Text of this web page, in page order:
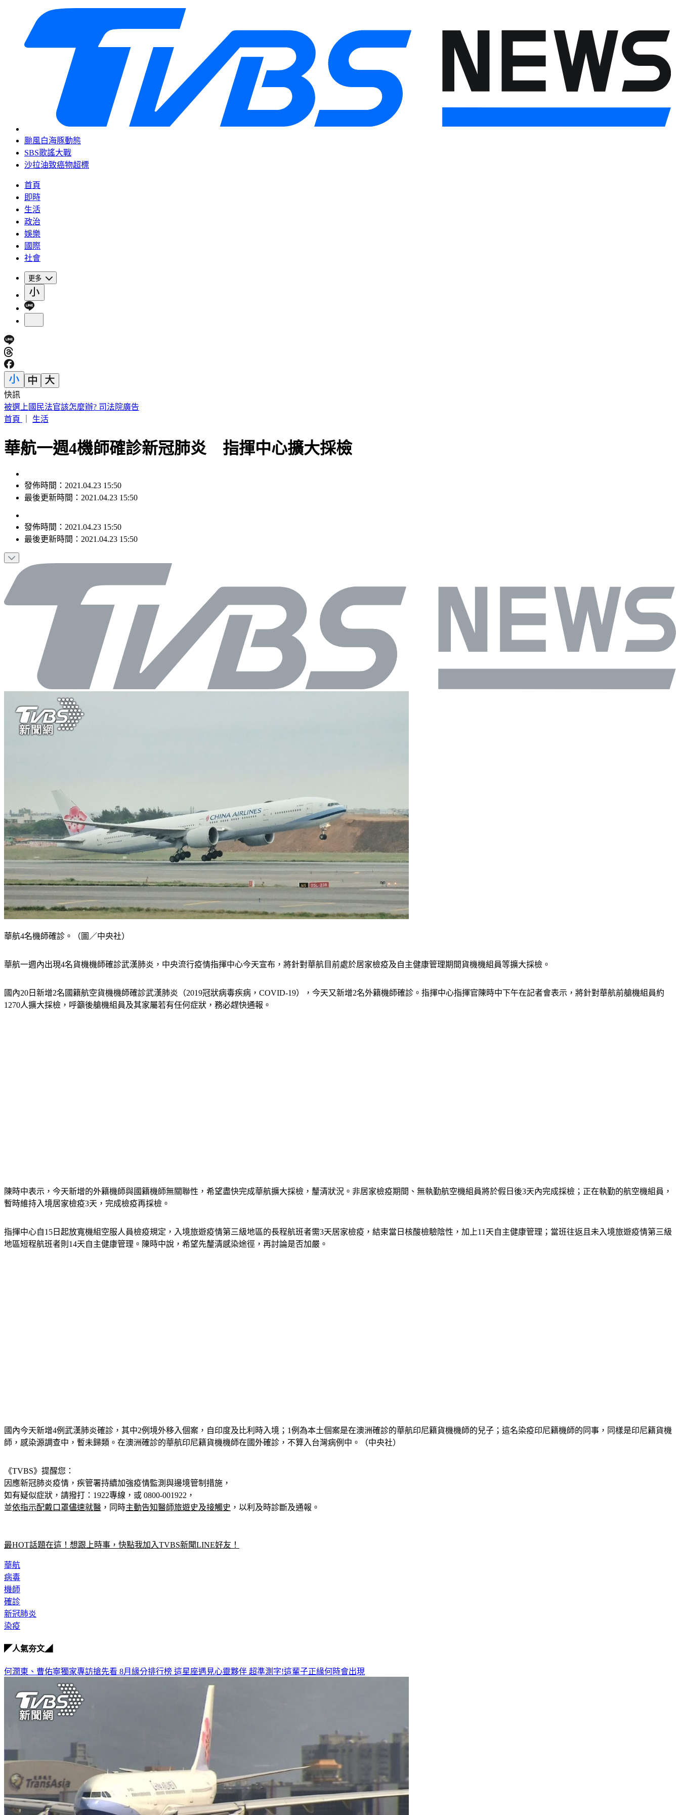
颱風白海豚動態
SBS歌謠大戰
沙拉油致癌物超標
首頁
即時
生活
政治
娛樂
國際
社會
更多
快訊
黃仁勳、張麗善也受害！駭客暗網購個資還當共諜 12人遭起訴
首頁
生活
華航一週4機師確診新冠肺炎 指揮中心擴大採檢
發佈時間：2021.04.23 15:50
最後更新時間：2021.04.23 15:50
發佈時間： 2021.04.23 15:50
最後更新時間： 2021.04.23 15:50
華航4名機師確診。（圖／中央社）
華航一週內出現4名貨機機師確診武漢肺炎，中央流行疫情指揮中心今天宣布，將針對華航目前處於居家檢疫及自主健康管理期間貨機機組員等擴大採檢。
國內20日新增2名國籍航空貨機機師確診武漢肺炎（2019冠狀病毒疾病，COVID-19），今天又新增2名外籍機師確診。指揮中心指揮官陳時中下午在記者會表示，將針對華航前艙機組員約
1270人擴大採檢，呼籲後艙機組員及其家屬若有任何症狀，務必趕快通報。
陳時中表示，今天新增的外籍機師與國籍機師無關聯性，希望盡快完成華航擴大採檢，釐清狀況。非居家檢疫期間、無執勤航空機組員將於假日後3天內完成採檢；正在執勤的航空機組員，
暫時維持入境居家檢疫3天，完成檢疫再採檢。
指揮中心自15日起放寬機組空服人員檢疫規定，入境旅遊疫情第三級地區的長程航班者需3天居家檢疫，結束當日核酸檢驗陰性，加上11天自主健康管理；當班往返且未入境旅遊疫情第三級
地區短程航班者則14天自主健康管理。陳時中說，希望先釐清感染途徑，再討論是否加嚴。
國內今天新增4例武漢肺炎確診，其中2例境外移入個案，自印度及比利時入境；1例為本土個案是在澳洲確診的華航印尼籍貨機機師的兒子；這名染疫印尼籍機師的同事，同樣是印尼籍貨機
師，感染源調查中，暫未歸類。在澳洲確診的華航印尼籍貨機機師在國外確診，不算入台灣病例中。（中央社）
《TVBS》提醒您：
因應新冠肺炎疫情，疾管署持續加強疫情監測與邊境管制措施，
如有疑似症狀，請撥打：1922專線，或 0800-001922，
並依指示配戴口罩儘速就醫 ，同時主動告知醫師旅遊史及接觸史 ，以利及時診斷及通報。
最HOT話題在這！想跟上時事，快點我加入TVBS新聞LINE好友！
華航
病毒
機師
確診
新冠肺炎
染疫
◤人氣夯文◢
何潤東、曹佑寧獨家專訪搶先看 8月緣分排行榜 這星座遇見心靈夥伴 超準測字!這輩子正緣何時會出現